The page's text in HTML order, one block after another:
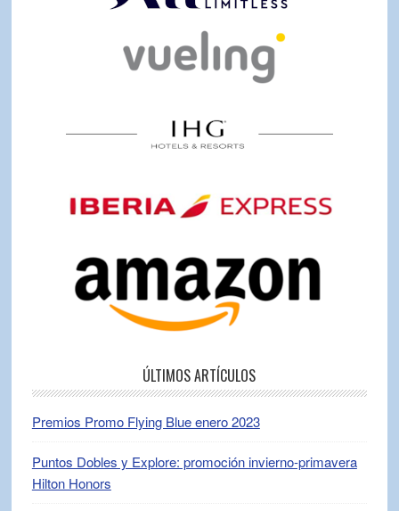
ÚLTIMOS ARTÍCULOS
Premios Promo Flying Blue enero 2023
Puntos Dobles y Explore: promoción invierno-primavera
Hilton Honors